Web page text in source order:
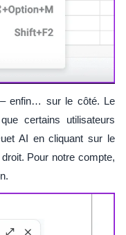
– enfin… sur le côté. Le
certains utilisateurs
AI en cliquant sur le
Pour notre compte,